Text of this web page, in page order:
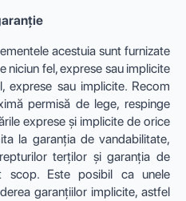
acestuia sunt furnizate
niciun fel, exprese sau implicite
exprese sau implicite. Recom
permisă de lege, respinge
exprese și implicite de orice
la garanția de vandabilitate,
terților și garanția de
scop. Este posibil ca unele
garanțiilor implicite, astfel